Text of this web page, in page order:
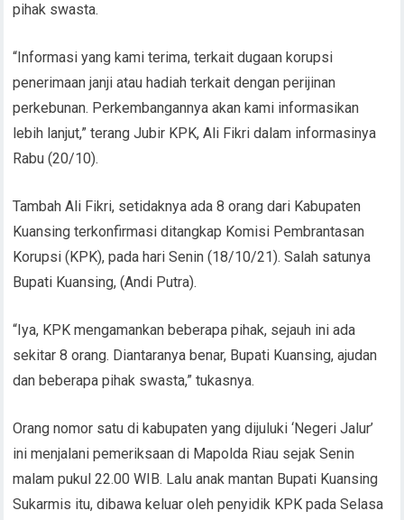
pihak swasta.
“Informasi yang kami terima, terkait dugaan korupsi
penerimaan janji atau hadiah terkait dengan perijinan
perkebunan. Perkembangannya akan kami informasikan
lebih lanjut,” terang Jubir KPK, Ali Fikri dalam informasinya
Rabu (20/10).
Tambah Ali Fikri, setidaknya ada 8 orang dari Kabupaten
Kuansing terkonfirmasi ditangkap Komisi Pembrantasan
Korupsi (KPK), pada hari Senin (18/10/21). Salah satunya
Bupati Kuansing, (Andi Putra).
“Iya, KPK mengamankan beberapa pihak, sejauh ini ada
sekitar 8 orang. Diantaranya benar, Bupati Kuansing, ajudan
dan beberapa pihak swasta,” tukasnya.
Orang nomor satu di kabupaten yang dijuluki ‘Negeri Jalur’
ini menjalani pemeriksaan di Mapolda Riau sejak Senin
malam pukul 22.00 WIB. Lalu anak mantan Bupati Kuansing
Sukarmis itu, dibawa keluar oleh penyidik KPK pada Selasa